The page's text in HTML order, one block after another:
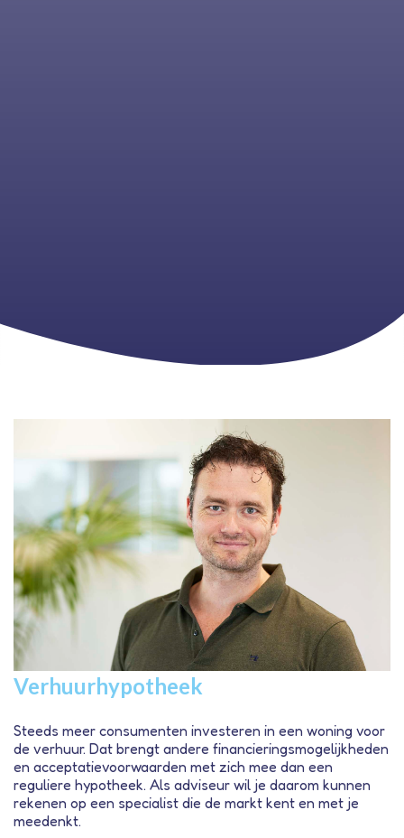
Verhuurhypotheek
Steeds meer consumenten investeren in een woning voor
de verhuur. Dat brengt andere financieringsmogelijkheden
en acceptatievoorwaarden met zich mee dan een
reguliere hypotheek. Als adviseur wil je daarom kunnen
rekenen op een specialist die de markt kent en met je
meedenkt.